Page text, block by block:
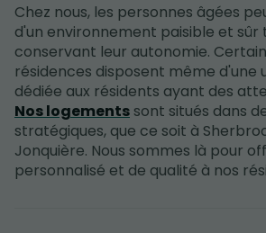
Chez nous, les personnes âgées
d'un environnement paisible et sûr
conservant leur autonomie.
résidences disposent même d'une
dédiée aux résidents ayant des
Nos logements sont situés dans
stratégiques, que ce soit à
Jonquière. Nous sommes là pour
personnalisé et de qualité à nos